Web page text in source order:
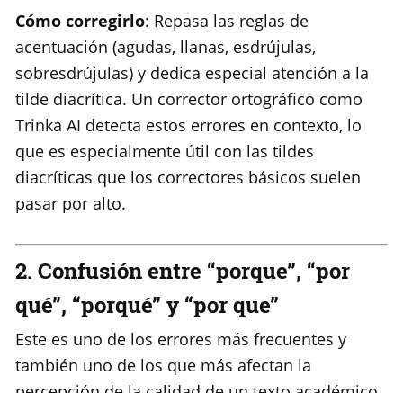
Cómo corregirlo: Repasa las reglas de
acentuación (agudas, llanas, esdrújulas,
sobresdrújulas) y dedica especial atención a la
tilde diacrítica. Un corrector ortográfico como
Trinka AI detecta estos errores en contexto, lo
que es especialmente útil con las tildes
diacríticas que los correctores básicos suelen
pasar por alto.
2. Confusión entre “porque”, “por
qué”, “porqué” y “por que”
Este es uno de los errores más frecuentes y
también uno de los que más afectan la